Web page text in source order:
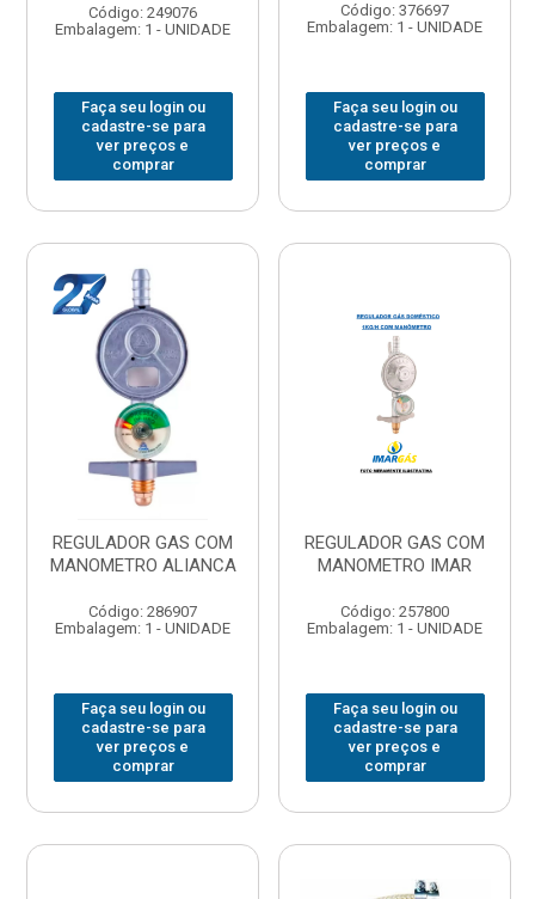
Código: 249076
Embalagem: 1 - UNIDADE
Faça seu login ou
cadastre-se para
ver preços e
comprar
Código: 376697
Embalagem: 1 - UNIDADE
Faça seu login ou
cadastre-se para
ver preços e
comprar
REGULADOR GAS COM
MANOMETRO ALIANCA
Código: 286907
Embalagem: 1 - UNIDADE
Faça seu login ou
cadastre-se para
ver preços e
comprar
REGULADOR GAS COM
MANOMETRO IMAR
Código: 257800
Embalagem: 1 - UNIDADE
Faça seu login ou
cadastre-se para
ver preços e
comprar